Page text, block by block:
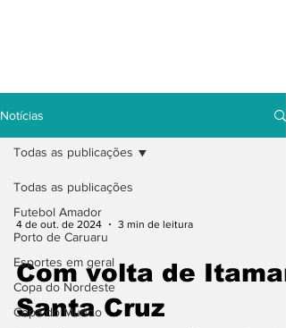
Notícias
Todas as publicações
Futebol Amador
Porto de Caruaru
Esportes em geral
Copa do Nordeste
Copa do Mundo
Todas as publicações
4 de out. de 2024 3 min de leitura
Com volta de Itamar,
Santa Cruz